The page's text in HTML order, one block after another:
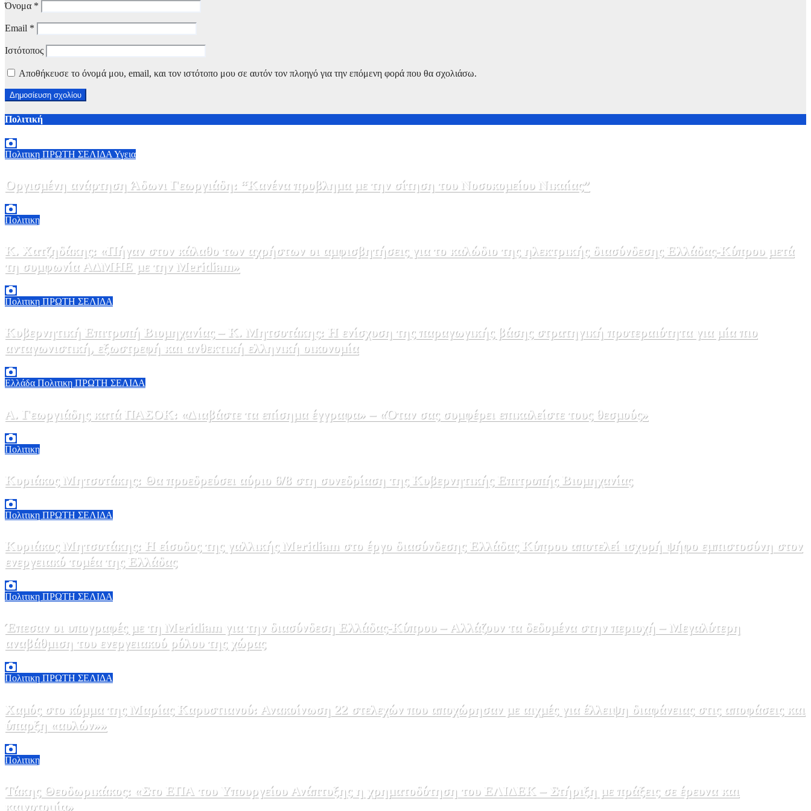
Όνομα *
Email *
Ιστότοπος
Αποθήκευσε το όνομά μου, email, και τον ιστότοπο μου σε αυτόν τον πλοηγό για την επόμενη φορά που θα σχολιάσω.
Πολιτική
Πολιτικη ΠΡΩΤΗ ΣΕΛΙΔΑ Υγεια
Οργισμένη ανάρτηση Άδωνι Γεωργιάδη: “Κανένα προβλημα με την σίτηση του Νοσοκομείου Νικαίας”
Πολιτικη
Κ. Χατζηδάκης: «Πήγαν στον κάλαθο των αχρήστων οι αμφισβητήσεις για το καλώδιο της ηλεκτρικής διασύνδεσης Ελλάδας-Κύπρου μετά
τη συμφωνία ΑΔΜΗΕ με την Meridiam»
Πολιτικη ΠΡΩΤΗ ΣΕΛΙΔΑ
Κυβερνητική Επιτροπή Βιομηχανίας – Κ. Μητσοτάκης: Η ενίσχυση της παραγωγικής βάσης στρατηγική προτεραιότητα για μία πιο
ανταγωνιστική, εξωστρεφή και ανθεκτική ελληνική οικονομία
Ελλάδα Πολιτικη ΠΡΩΤΗ ΣΕΛΙΔΑ
Α. Γεωργιάδης κατά ΠΑΣΟΚ: «Διαβάστε τα επίσημα έγγραφα» – «Όταν σας συμφέρει επικαλείστε τους θεσμούς»
Πολιτικη
Κυριάκος Μητσοτάκης: Θα προεδρεύσει αύριο 6/8 στη συνεδρίαση της Κυβερνητικής Επιτροπής Βιομηχανίας
Πολιτικη ΠΡΩΤΗ ΣΕΛΙΔΑ
Κυριάκος Μητσοτάκης: Η είσοδος της γαλλικής Meridiam στο έργο διασύνδεσης Ελλάδας Κύπρου αποτελεί ισχυρή ψήφο εμπιστοσύνη στον
ενεργειακό τομέα της Ελλάδας
Πολιτικη ΠΡΩΤΗ ΣΕΛΙΔΑ
Έπεσαν οι υπογραφές με τη Meridiam για την διασύνδεση Ελλάδας-Κύπρου – Αλλάζουν τα δεδομένα στην περιοχή – Μεγαλύτερη
αναβάθμιση του ενεργειακού ρόλου της χώρας
Πολιτικη ΠΡΩΤΗ ΣΕΛΙΔΑ
Χαμός στο κόμμα της Μαρίας Καρυστιανού: Ανακοίνωση 22 στελεχών που αποχώρησαν με αιχμές για έλλειψη διαφάνειας στις αποφάσεις και
ύπαρξη «αυλών»»
Πολιτικη
Τάκης Θεοδωρικάκος: «Στο ΕΠΑ του Υπουργείου Ανάπτυξης η χρηματοδότηση του ΕΛΙΔΕΚ – Στήριξη με πράξεις σε έρευνα και
καινοτομία»